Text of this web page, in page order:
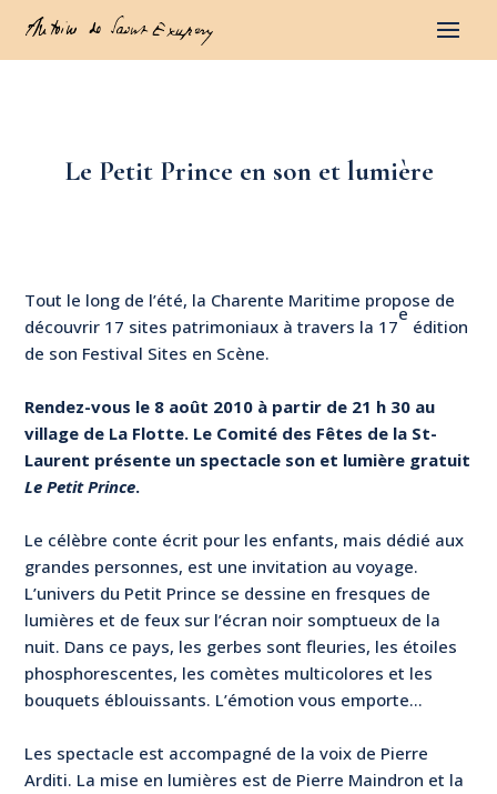
Le Petit Prince en son et lumière
Tout le long de l’été, la Charente Maritime propose de
découvrir 17 sites patrimoniaux à travers la 17
e
édition
de son Festival Sites en Scène.
Rendez-vous le 8 août 2010 à partir de 21 h 30 au
village de La Flotte. Le Comité des Fêtes de la St-
Laurent présente un spectacle son et lumière gratuit
Le Petit Prince.
Le célèbre conte écrit pour les enfants, mais dédié aux
grandes personnes, est une invitation au voyage.
L’univers du Petit Prince se dessine en fresques de
lumières et de feux sur l’écran noir somptueux de la
nuit. Dans ce pays, les gerbes sont fleuries, les étoiles
phosphorescentes, les comètes multicolores et les
bouquets éblouissants. L’émotion vous emporte…
Les spectacle est accompagné de la voix de Pierre
Arditi. La mise en lumières est de Pierre Maindron et la